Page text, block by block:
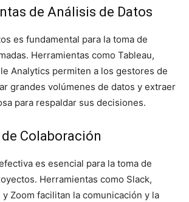
de Análisis de Datos
es fundamental para la toma de
Herramientas como Tableau,
Analytics permiten a los gestores de
grandes volúmenes de datos y extraer
para respaldar sus decisiones.
Colaboración
es esencial para la toma de
Herramientas como Slack,
Zoom facilitan la comunicación y la